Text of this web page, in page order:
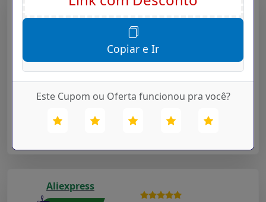
Faixas de luz led bluetooth controlador wifi
flexível rgb 5050 decoração luz de fundo luz
noturna fio luminoso para o quarto
Cupom Desconto Hoje paraDepartamentosna loja
➤ Ver Oferta
Aliexpress
Copiar e Ir
Este Cupom ou Oferta funcionou pra você?